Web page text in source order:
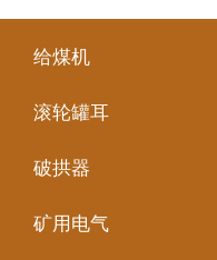
给煤机
滚轮罐耳
破拱器
矿用电气